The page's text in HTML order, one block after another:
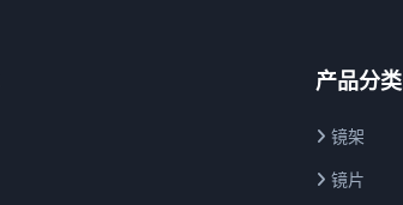
产品分类
镜架
镜片